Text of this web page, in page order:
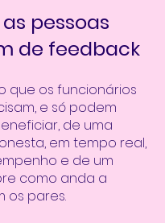
as pessoas
de feedback
que os funcionários
e só podem
de uma
em tempo real,
e de um
como anda a
os pares.